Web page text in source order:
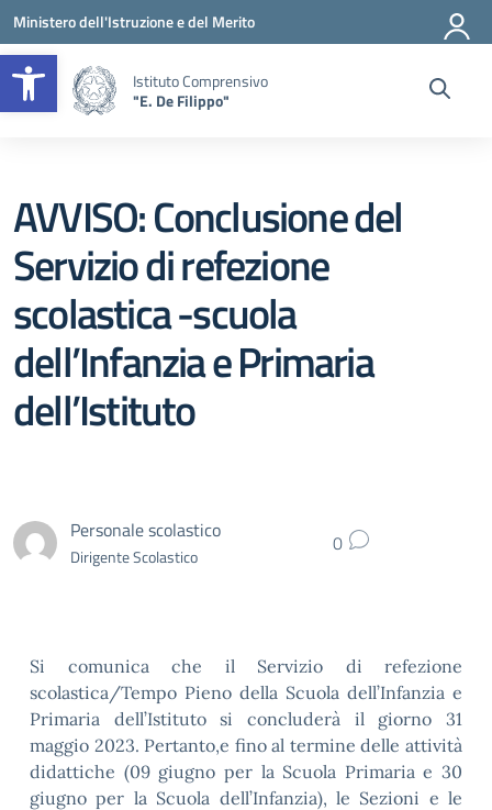
Apri la barra degli strumenti
Vai ai contenuti
Vai al menu di navigazione
Vai al footer
Ministero dell'Istruzione e del Merito
Istituto Comprensivo
"E. De Filippo"
AVVISO: Conclusione del
Servizio di refezione
scolastica -scuola
dell’Infanzia e Primaria
dell’Istituto
Personale scolastico
Dirigente Scolastico 0
Si comunica che il Servizio di refezione
scolastica/Tempo Pieno della Scuola dell’Infanzia e
Primaria dell’Istitutosi concluderà il giorno 31
maggio 2023. Pertanto,e fino al termine delle attività
didattiche (09 giugno per la Scuola Primaria e 30
giugno per la Scuola dell’Infanzia), le Sezioni e le